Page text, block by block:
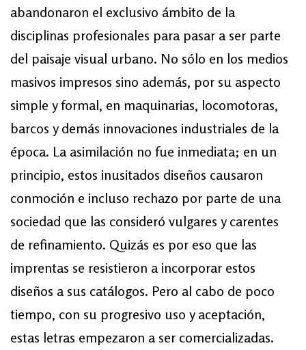
abandonaron el exclusivo ámbito de la
disciplinas profesionales para pasar a ser parte
del paisaje visual urbano. No sólo en los medios
masivos impresos sino además, por su aspecto
simple y formal, en maquinarias, locomotoras,
barcos y demás innovaciones industriales de la
época. La asimilación no fue inmediata; en un
principio, estos inusitados diseños causaron
conmoción e incluso rechazo por parte de una
sociedad que las consideró vulgares y carentes
de refinamiento. Quizás es por eso que las
imprentas se resistieron a incorporar estos
diseños a sus catálogos. Pero al cabo de poco
tiempo, con su progresivo uso y aceptación,
estas letras empezaron a ser comercializadas.